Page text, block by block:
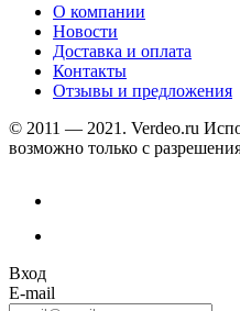
О компании
Новости
Доставка и оплата
Контакты
Отзывы и предложения
© 2011 — 2021. Verdeo.ru
возможно только с
Вход
E-mail